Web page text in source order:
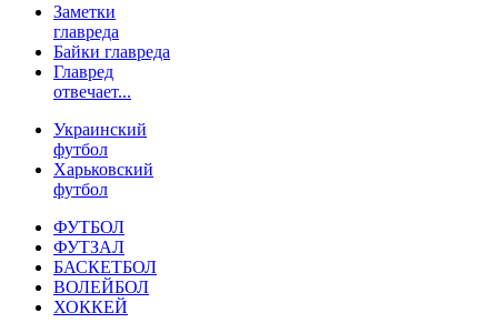
Заметки
главреда
Байки главреда
Главред
отвечает...
Украинский
футбол
Харьковский
футбол
ФУТБОЛ
ФУТЗАЛ
БАСКЕТБОЛ
ВОЛЕЙБОЛ
ХОККЕЙ